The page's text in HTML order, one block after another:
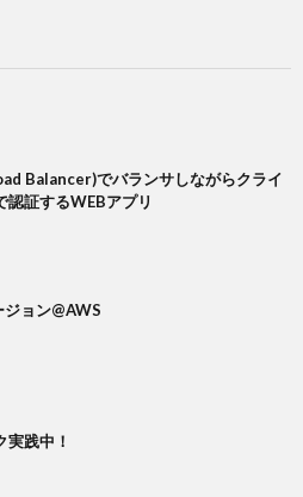
Balancer)でバランサしながらクライ
認証するWEBアプリ
ジョン@AWS
実践中！